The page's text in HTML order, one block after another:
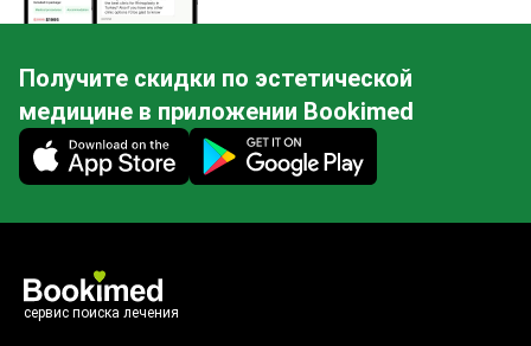
Получите скидки по эстетической
медицине в приложении Bookimed
Mobile app illustration
сервис поиска лечения